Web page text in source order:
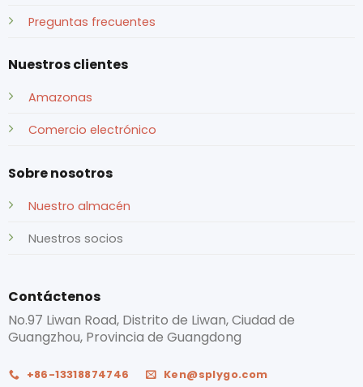
Preguntas frecuentes
Nuestros clientes
Amazonas
Comercio electrónico
Sobre nosotros
Nuestro almacén
Nuestros socios
Contáctenos
No.97 Liwan Road, Distrito de Liwan, Ciudad de
Guangzhou, Provincia de Guangdong
+86-13318874746 Ken@splygo.com